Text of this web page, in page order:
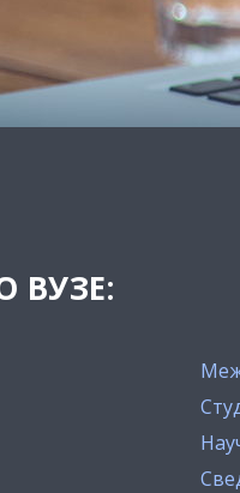
ВУЗЕ: